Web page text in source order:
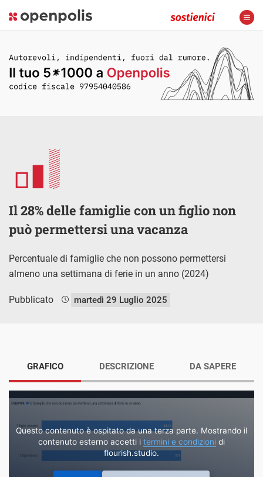
Il 28% delle famiglie con un figlio non
può permettersi una vacanza
Percentuale di famiglie che non possono permettersi
almeno una settimana di ferie in un anno (2024)
Pubblicato martedì 29 Luglio 2025
GRAFICO
Questo contenuto è ospitato da una terza parte. Mostrando il
contenuto esterno accetti i termini e condizioni di
flourish.studio.
DESCRIZIONE DA SAPERE